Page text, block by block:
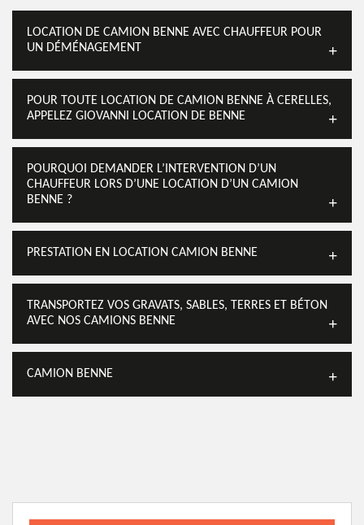
LOCATION DE CAMION BENNE AVEC CHAUFFEUR POUR
UN DÉMÉNAGEMENT
POUR TOUTE LOCATION DE CAMION BENNE À CERELLES,
APPELEZ GIOVANNI LOCATION DE BENNE
POURQUOI DEMANDER L’INTERVENTION D’UN
CHAUFFEUR LORS D’UNE LOCATION D’UN CAMION
BENNE ?
PRESTATION EN LOCATION CAMION BENNE
TRANSPORTEZ VOS GRAVATS, SABLES, TERRES ET BÉTON
AVEC NOS CAMIONS BENNE
CAMION BENNE